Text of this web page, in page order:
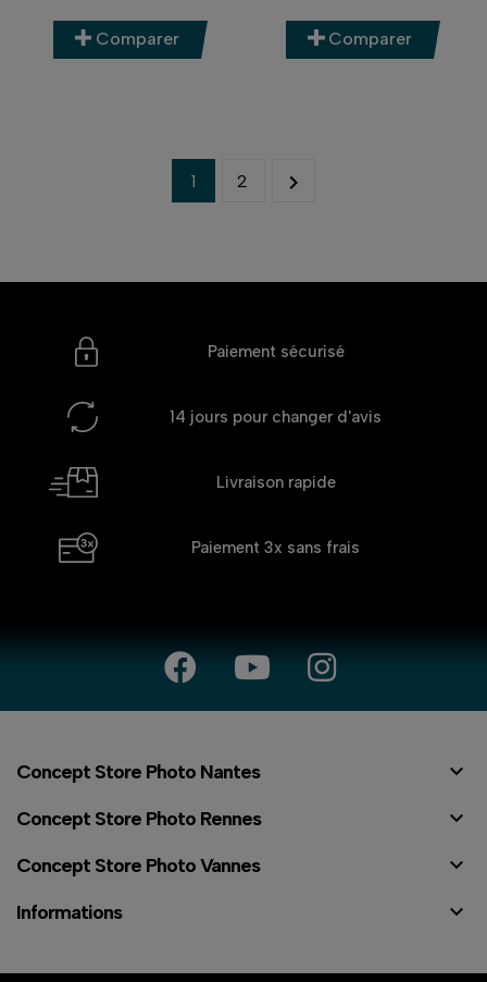
Comparer Comparer
1 2 
Paiement sécurisé
14 jours pour changer d'avis
Livraison rapide
Paiement 3x sans frais
Concept Store Photo Nantes 
Concept Store Photo Rennes 
Concept Store Photo Vannes 
Informations 